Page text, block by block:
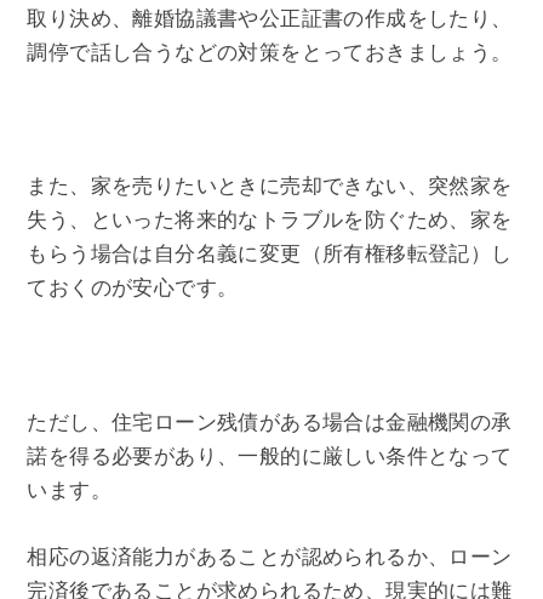
取り決め、離婚協議書や公正証書の作成をしたり、
調停で話し合うなどの対策をとっておきましょう。
また、家を売りたいときに売却できない、突然家を
失う、といった将来的なトラブルを防ぐため、家を
もらう場合は自分名義に変更（所有権移転登記）し
ておくのが安心です。
ただし、住宅ローン残債がある場合は金融機関の承
諾を得る必要があり、一般的に厳しい条件となって
います。
相応の返済能力があることが認められるか、ローン
完済後であることが求められるため、現実的には難